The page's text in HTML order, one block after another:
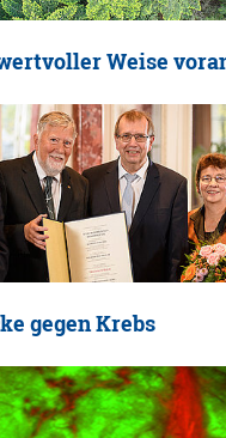
Weise
gegen Krebs